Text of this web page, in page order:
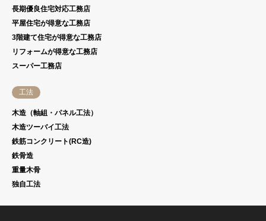
長期優良住宅対応工務店
平屋住宅が得意な工務店
3階建て住宅が得意な工務店
リフォームが得意な工務店
スーパー工務店
工法
木造（軸組・パネル工法）
木造ツーバイ工法
鉄筋コンクリート(RC造)
鉄骨造
重量木骨
独自工法